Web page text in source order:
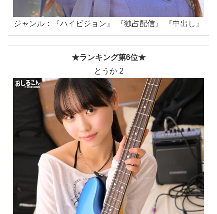
ジャンル：『ハイビジョン』 『独占配信』 『中出し』
★ランキング第6位★
とうか 2